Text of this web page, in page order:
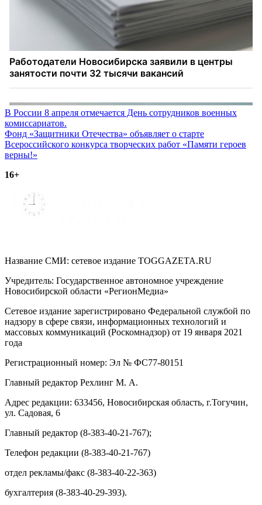
Навигация
по
записям
В России 8 апреля отмечается День сотрудников военных
комиссариатов.
Фонд «Защитники Отечества» объявляет о старте
Всероссийского конкурса творческих работ «Памяти героев
верны!»
16+
Название СМИ: cетевое издание TOGGAZETA.RU
Учредитель: Государственное автономное учреждение
Новосибирской области «РегионМедиа»
Сетевое издание зарегистрировано Федеральной службой по
надзору в сфере связи, информационных технологий и
массовых коммуникаций (Роскомнадзор) от 19 января 2021
года
Регистрационный номер: Эл № ФС77-80151
Главный редактор Рехлинг М. А.
Адрес редакции: 633456, Новосибирская область, г.Тогучин,
ул. Садовая, 6
Главный редактор (8-383-40-21-767);
Телефон редакции (8-383-40-21-767)
отдел рекламы/факс (8-383-40-22-363)
бухгалтерия (8-383-40-29-393).